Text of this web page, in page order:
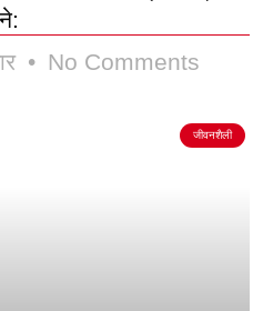
No Comments
जीवनशैली